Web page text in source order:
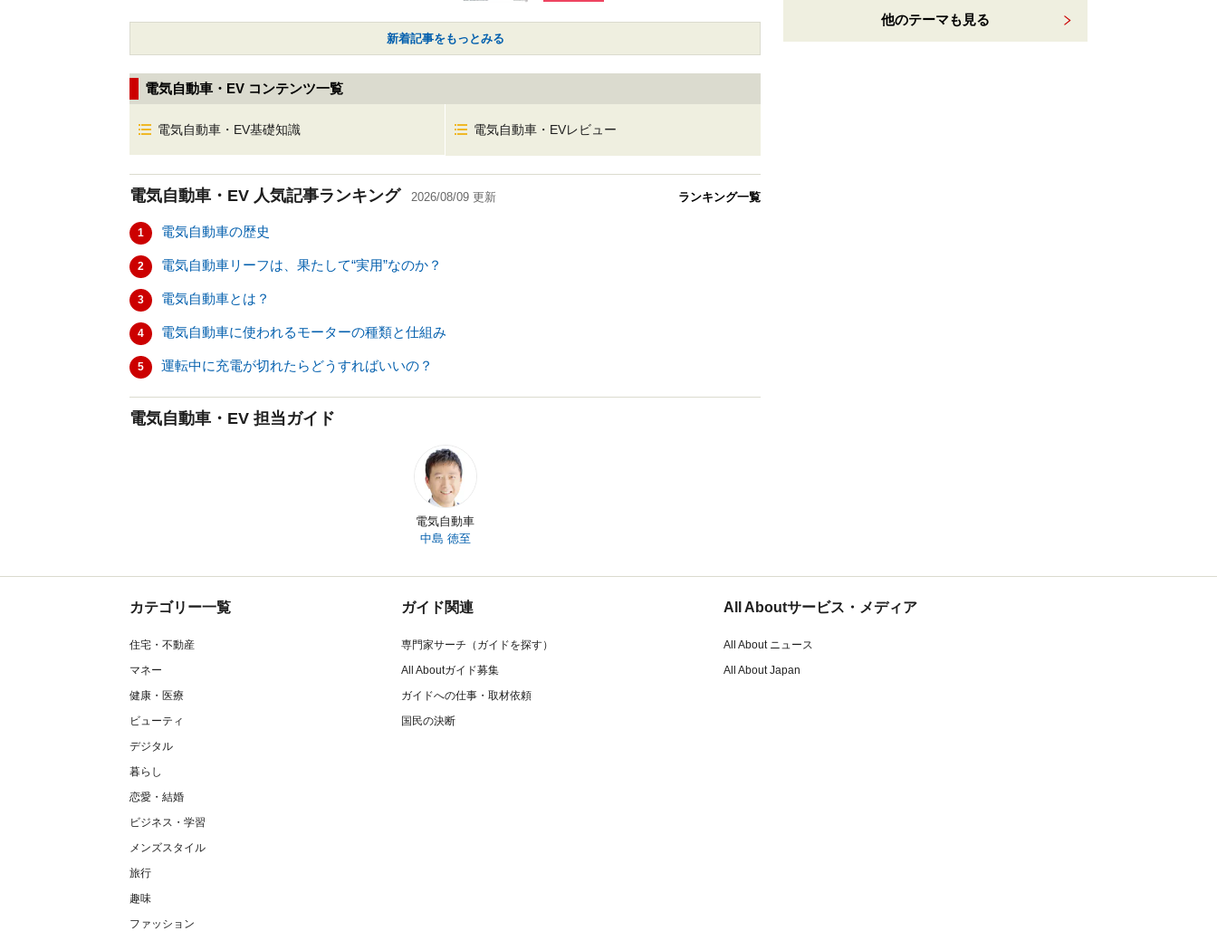
新着記事をもっとみる
電気自動車・EV コンテンツ一覧
電気自動車・EV基礎知識 電気自動車・EVレビュー
電気自動車・EV 人気記事ランキング 2026/08/09 更新 ランキング一覧
1 電気自動車の歴史
2 電気自動車リーフは、果たして“実用”なのか？
3 電気自動車とは？
4 電気自動車に使われるモーターの種類と仕組み
5 運転中に充電が切れたらどうすればいいの？
電気自動車・EV 担当ガイド
電気自動車
中島 徳至
他のテーマも見る
カテゴリー一覧
住宅・不動産
マネー
健康・医療
ビューティ
デジタル
暮らし
恋愛・結婚
ビジネス・学習
メンズスタイル
旅行
趣味
ファッション
ガイド関連
専門家サーチ（ガイドを探す）
All Aboutガイド募集
ガイドへの仕事・取材依頼
国民の決断
All Aboutサービス・メディア
All About ニュース
All About Japan